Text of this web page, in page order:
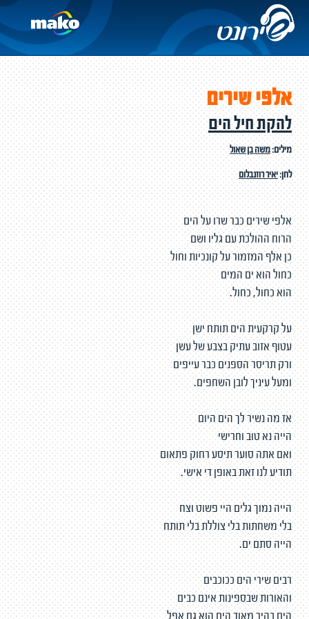
אלפי שירים
להקת חיל הים
מילים:משה בן שאול
לחן:יאיר רוזנבלום
אלפי שירים כבר שרו על הים
הרוח ההולכת עם גליו ושם
כן אלף המזמור על קונכיות וחול
כחול הוא ים המים
הוא כחול, כחול.
על קרקעית הים תותח ישן
עטוף אזוב עתיק בצבע של עשן
ורק תריסר הספנים כבר עייפים
ומעל עיניך לובן השחפים.
אז מה נשיר לך הים היום
הייה נא טוב וחרישי
ואם אתה סוער תיסע רחוק פתאום
תודיע לנו זאת באופן די אישי.
הייה נמוך גלים היי פשוט וצח
בלי משחתות בלי צוללת בלי תותח
הייה סתם ים.
רבים שירי הים ככוכבים
והאורות שבספינות אינם כבים